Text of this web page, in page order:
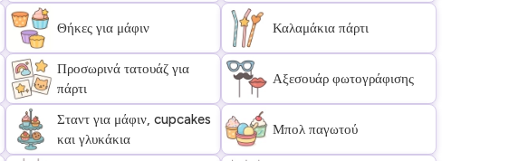
Θήκες για μάφιν Καλαμάκια πάρτι
Προσωρινά τατουάζ για
πάρτι
Αξεσουάρ φωτογράφισης
Σταντ για μάφιν, cupcakes
και γλυκάκια
Μπολ παγωτού